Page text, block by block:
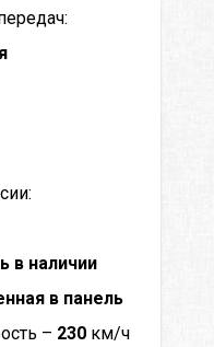
в наличии
в панель
– 230 км/ч